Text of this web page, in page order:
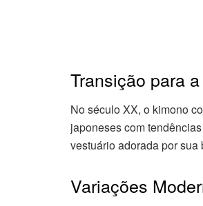
Transição para
No século XX, o kimono
japoneses com
vestuário adorada por
Variações